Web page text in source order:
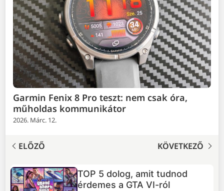
Garmin Fenix 8 Pro teszt: nem csak óra,
műholdas kommunikátor
2026. Márc. 12.
ELŐZŐ KÖVETKEZŐ
TOP 5 dolog, amit tudnod
érdemes a GTA VI-ról